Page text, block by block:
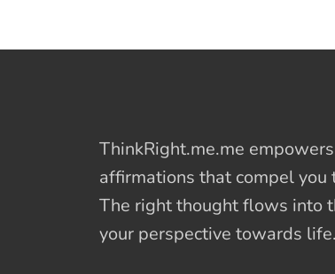
ThinkRight.me.me
affirmations that compel you
The right thought flows into
your perspective towards life.